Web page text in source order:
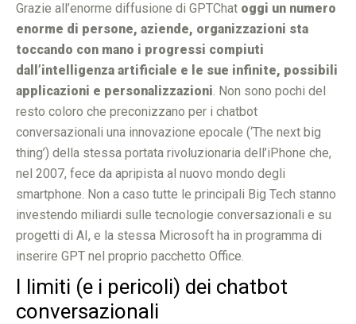
Grazie all’enorme diffusione di GPTChat oggi un numero
enorme di persone, aziende, organizzazioni sta
toccando con mano i progressi compiuti
dall’intelligenza artificiale e le sue infinite, possibili
applicazioni e personalizzazioni. Non sono pochi del
resto coloro che preconizzano per i chatbot
conversazionali una innovazione epocale (‘The next big
thing’) della stessa portata rivoluzionaria dell’iPhone che,
nel 2007, fece da apripista al nuovo mondo degli
smartphone. Non a caso tutte le principali Big Tech stanno
investendo miliardi sulle tecnologie conversazionali e su
progetti di AI, e la stessa Microsoft ha in programma di
inserire GPT nel proprio pacchetto Office.
I limiti (e i pericoli) dei chatbot
conversazionali